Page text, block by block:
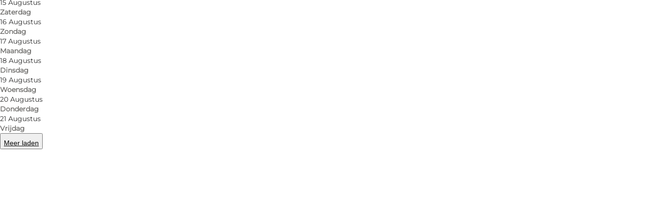
15 Augustus
Zaterdag
16 Augustus
Zondag
17 Augustus
Maandag
18 Augustus
Dinsdag
19 Augustus
Woensdag
20 Augustus
Donderdag
21 Augustus
Vrijdag
Meer laden